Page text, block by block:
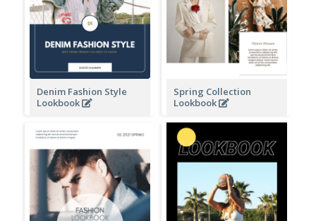
Denim Fashion Style
Lookbook
Spring Collection
Lookbook